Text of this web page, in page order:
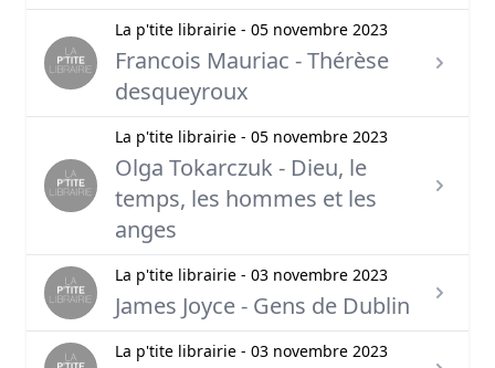
La p'tite librairie - 05 novembre 2023
Francois Mauriac - Thérèse
desqueyroux
La p'tite librairie - 05 novembre 2023
Olga Tokarczuk - Dieu, le
temps, les hommes et les
anges
La p'tite librairie - 03 novembre 2023
James Joyce - Gens de Dublin
La p'tite librairie - 03 novembre 2023